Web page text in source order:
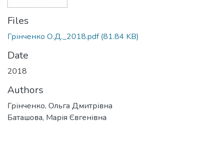
Files
Грінченко О.Д._2018.pdf(81.84 KB)
Date
2018
Authors
Грінченко, Ольга Дмитрівна
Баташова, Марія Євгенівна